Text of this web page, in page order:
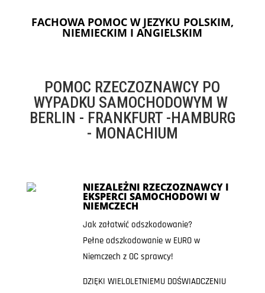
FACHOWA POMOC W JEZYKU POLSKIM,
NIEMIECKIM I ANGIELSKIM
POMOC RZECZOZNAWCY PO
WYPADKU SAMOCHODOWYM W
BERLIN - FRANKFURT -HAMBURG
- MONACHIUM
NIEZALEŻNI RZECZOZNAWCY I
EKSPERCI SAMOCHODOWI W
NIEMCZECH
Jak załatwić odszkodowanie?
Pełne odszkodowanie w EURO w
Niemczech z OC sprawcy!
DZIĘKI WIELOLETNIEMU DOŚWIADCZENIU